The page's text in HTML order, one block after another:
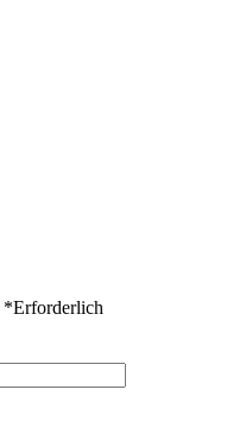
*Erforderlich